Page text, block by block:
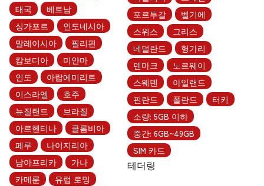
태국
베트남
싱가포르
인도네시아
말레이시아
필리핀
캄보디아
미얀마
인도
아랍에미리트
이스라엘
호주
뉴질랜드
브라질
아르헨티나
콜롬비아
페루
나이지리아
남아프리카
가나
카메룬
유럽 로밍
포르투갈
벨기에
스위스
그리스
네덜란드
헝가리
덴마크
노르웨이
스웨덴
아일랜드
핀란드
폴란드
터키
소량: 5GB 이하
중간: 6GB~49GB
SIM 카드
테더링